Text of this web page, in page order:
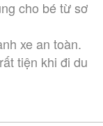
xe an toàn.